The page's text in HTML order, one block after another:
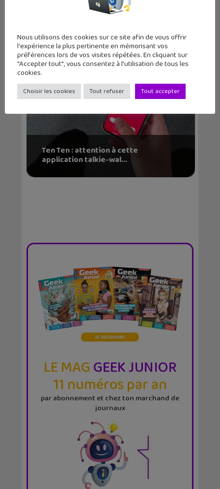
SafeBear, une application pour
combattre le cyberh...
Ten Ten : attention à cette
application talkie-wal...
LE MAGGEEK JUNIOR
11 numéros par an
par abonnement et chez ton marchand de
journaux
Nous utilisons des cookies sur ce site afin de vous offrir
l'expérience la plus pertinente en mémorisant vos
préférences lors de vos visites répétées. En cliquant sur
"Accepter tout", vous consentez à l'utilisation de tous les
cookies.
Choisir les cookies Tout refuser Tout accepter